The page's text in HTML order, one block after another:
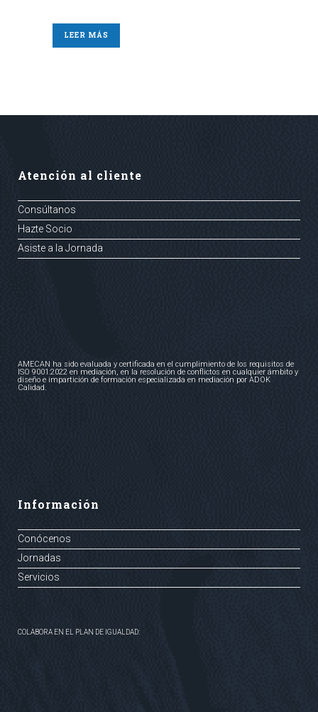
LEER MÁS
Atención al cliente
Consúltanos
Hazte Socio
Asiste a la Jornada
AMECAN ha sido evaluada y certificada en el cumplimiento de los requisitos de
ISO 9001:2022 en mediación, en la resolución de conflictos en cualquier ámbito y
diseño e impartición de formación especializada en mediación por ADOK
Calidad.
Información
Conócenos
Jornadas
Servicios
COLABORA EN EL PLAN DE IGUALDAD: